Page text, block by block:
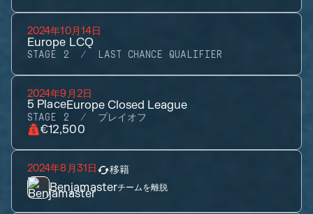
2024年10月14日
Europe LCQ
STAGE 2 LAST CHANCE QUALIFIER
2024年9月2日
5 PlaceEurope Closed League
STAGE 2 プレイオフ
€12,500
2024年8月31日 移籍
Benjamasterチームを離脱